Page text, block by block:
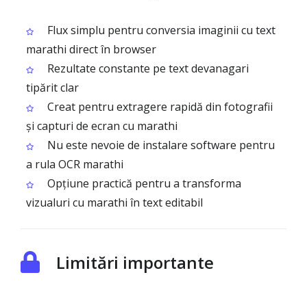
Flux simplu pentru conversia imaginii cu text
marathi direct în browser
Rezultate constante pe text devanagari
tipărit clar
Creat pentru extragere rapidă din fotografii
și capturi de ecran cu marathi
Nu este nevoie de instalare software pentru
a rula OCR marathi
Opțiune practică pentru a transforma
vizualuri cu marathi în text editabil
Limitări importante